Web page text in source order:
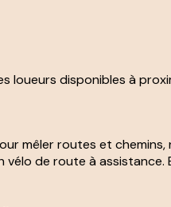
loueurs disponibles à
mêler routes et
vélo de route à assistance.